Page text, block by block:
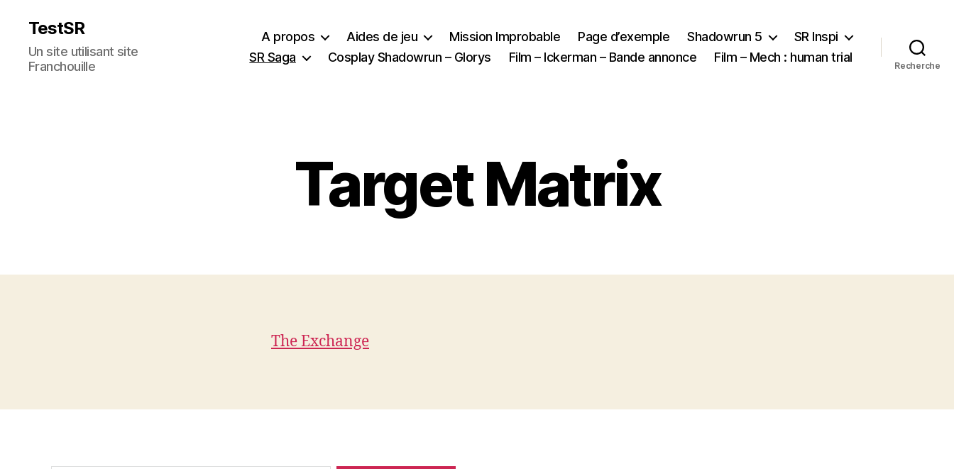
TestSR
Un site utilisant site
Franchouille
A propos Aides de jeu Mission Improbable Page d’exemple Shadowrun 5
SR Inspi
SR Saga
Cosplay Shadowrun – Glorys Film – Ickerman – Bande annonce Film – Mech : human trial
Recherche
Target Matrix
The Exchange